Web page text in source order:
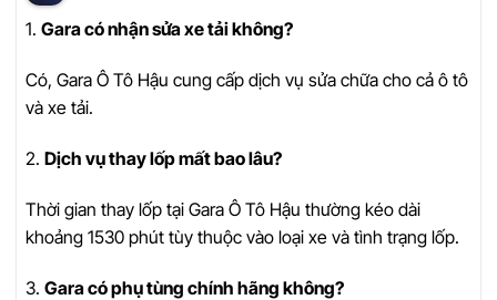
1. Gara có nhận sửa xe tải không?
Có, Gara Ô Tô Hậu cung cấp dịch vụ sửa chữa cho cả ô tô
và xe tải.
2. Dịch vụ thay lốp mất bao lâu?
Thời gian thay lốp tại Gara Ô Tô Hậu thường kéo dài
khoảng 1530 phút tùy thuộc vào loại xe và tình trạng lốp.
3. Gara có phụ tùng chính hãng không?